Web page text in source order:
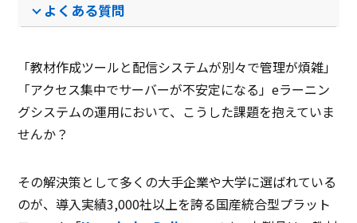
セキュリティ科目
家族管理
購入版
ITスキル科目
よくある質問
「教材作成ツールと配信システムが別々で管理が煩雑」
「アクセス集中でサーバーが不安定になる」eラーニン
グシステムの運用において、こうした課題を抱えていま
せんか？
その解決策として多くの大手企業や大学に選ばれている
のが、導入実績3,000社以上を誇る国産統合型プラット